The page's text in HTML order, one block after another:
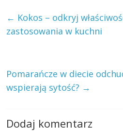
← Kokos – odkryj
zastosowania w kuchni
Pomarańcze w diecie
wspierają sytość? →
Dodaj komentarz